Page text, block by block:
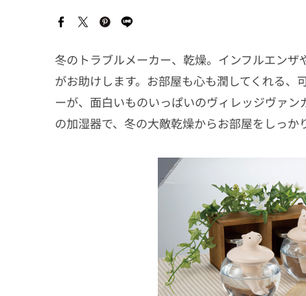
冬のトラブルメーカー、乾燥。インフルエン
がお助けします。お部屋も心も潤してくれる
ーが、面白いものいっぱいのヴィレッジヴァ
の加湿器で、冬の大敵乾燥からお部屋をしっか